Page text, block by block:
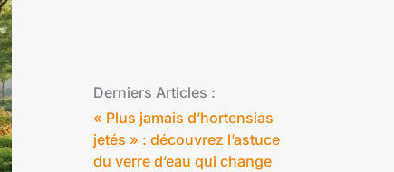
Derniers Articles :
« Plus jamais d’hortensias
jetés » : découvrez l’astuce
du verre d’eau qui change